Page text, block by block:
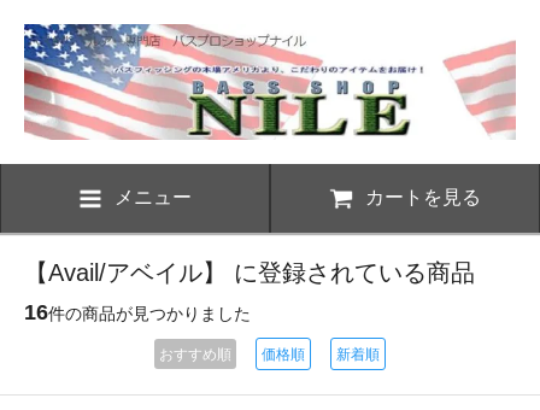
メニュー カートを見る
【Avail/アベイル】 に登録されている商品
16件の商品が見つかりました
おすすめ順 価格順 新着順